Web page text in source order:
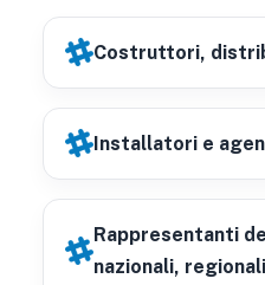
Costruttori,
Installatori e
Rappresentanti
nazionali,